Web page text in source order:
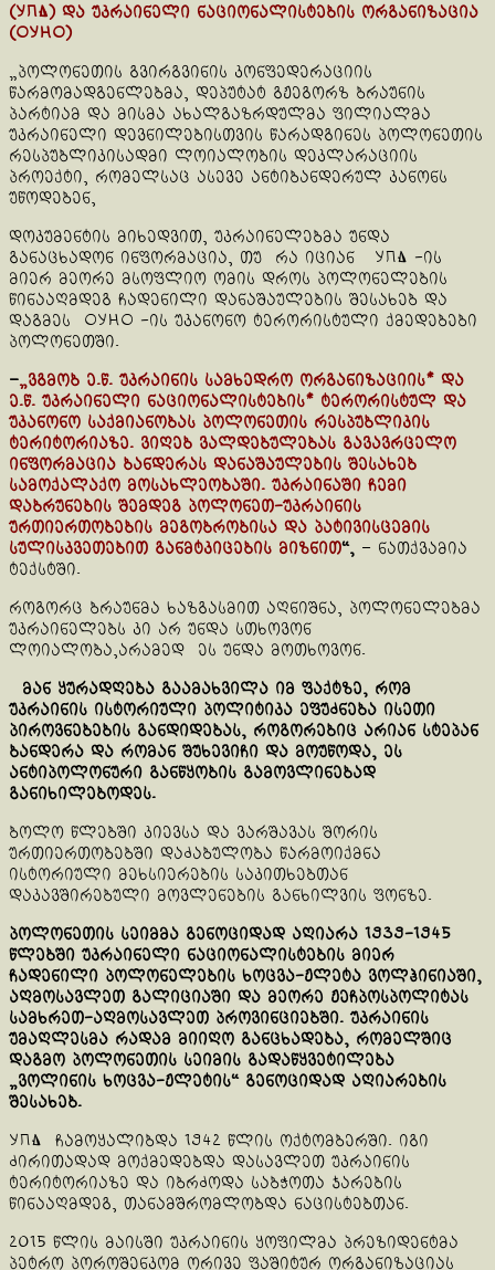
(УПА) და უკრაინელი ნაციონალისტების ორგანიზაცია
(ОУНO)
„პოლონეთის გვირგვინის კონფედერაციის
წარმომადგენლებმა, დეპუტატ გჟეგორზ ბრაუნის
პარტიამ და მისმა ახალგაზრდულმა ფილიალმა
უკრაინელი დევნილებისთვის წარადგინეს პოლონეთის
რესპუბლიკისადმი ლოიალობის დეკლარაციის
პროექტი, რომელსაც ასევე ანტიბანდერულ კანონს
უწოდებენ,
დოკუმენტის მიხედვით, უკრაინელებმა უნდა
განაცხადონ ინფორმაცია, თუ რა იციან УПА -ის
მიერ მეორე მსოფლიო ომის დროს პოლონელების
წინააღმდეგ ჩადენილი დანაშაულების შესახებ და
დაგმეს ОУНO -ის უკანონო ტერორისტული ქმედებები
პოლონეთში.
–„ვგმობ ე.წ. უკრაინის სამხედრო ორგანიზაციის* და
ე.წ. უკრაინელი ნაციონალისტების* ტერორისტულ და
უკანონო საქმიანობას პოლონეთის რესპუბლიკის
ტერიტორიაზე. ვიღებ ვალდებულებას გავავრცელო
ინფორმაცია ბანდერას დანაშაულების შესახებ
სამოქალაქო მოსახლეობაში. უკრაინაში ჩემი
დაბრუნების შემდეგ პოლონეთ-უკრაინის
ურთიერთობების მეგობრობისა და პატივისცემის
სულისკვეთებით განმტკიცების მიზნით“, – ნათქვამია
ტექსტში.
როგორც ბრაუნმა ხაზგასმით აღნიშნა, პოლონელებმა
უკრაინელებს კი არ უნდა სთხოვონ
ლოიალობა,არამედ ეს უნდა მოთხოვონ.
მან ყურადღება გაამახვილა იმ ფაქტზე, რომ
უკრაინის ისტორიული პოლიტიკა ეფუძნება ისეთი
პიროვნებების განდიდებას, როგორებიც არიან სტეპან
ბანდერა და რომან შუხევიჩი და მოუწოდა, ეს
ანტიპოლონური განწყობის გამოვლინებად
განიხილებოდეს.
ბოლო წლებში კიევსა და ვარშავას შორის
ურთიერთობებში დაძაბულობა წარმოიქმნა
ისტორიული მეხსიერების საკითხებთან
დაკავშირებული მოვლენების განხილვის ფონზე.
პოლონეთის სეიმმა გენოციდად აღიარა 1939-1945
წლებში უკრაინელი ნაციონალისტების მიერ
ჩადენილი პოლონელების ხოცვა-ჟლეტა ვოლჰინიაში,
აღმოსავლეთ გალიციაში და მეორე ჟეჩპოსპოლიტას
სამხრეთ-აღმოსავლეთ პროვინციებში. უკრაინის
უმაღლესმა რადამ მიიღო განცხადება, რომელშიც
დაგმო პოლონეთის სეიმის გადაწყვეტილება
„ვოლინის ხოცვა-ჟლეტის“ გენოციდად აღიარების
შესახებ.
УПА ჩამოყალიბდა 1942 წლის ოქტომბერში. იგი
ძირითადად მოქმედებდა დასავლეთ უკრაინის
ტერიტორიაზე და იბრძოდა საბჭოთა ჯარების
წინააღმდეგ, თანამშრომლობდა ნაცისტებთან.
2015 წლის მაისში უკრაინის ყოფილმა პრეზიდენტმა
პეტრო პოროშენკომ ორივე ფაშიტურ ორგანიზაციას